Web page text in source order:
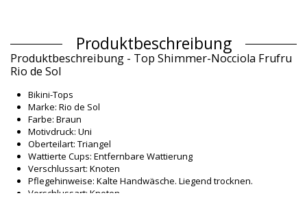
Produktbeschreibung
Produktbeschreibung - Top Shimmer-Nocciola Frufru
Rio de Sol
Bikini-Tops
Marke: Rio de Sol
Farbe: Braun
Motivdruck: Uni
Oberteilart: Triangel
Wattierte Cups: Entfernbare Wattierung
Verschlussart: Knoten
Pflegehinweise: Kalte Handwäsche. Liegend trocknen.
Verschlussart: Knoten